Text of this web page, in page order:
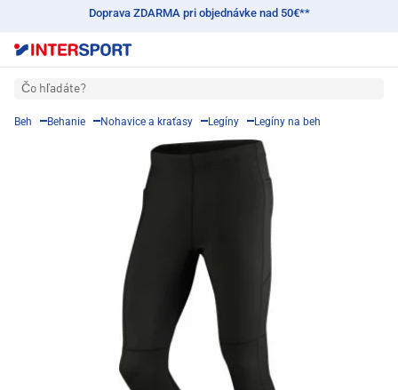
Doprava ZDARMA pri objednávke nad 50€**
Čo hľadáte?
Beh Behanie Nohavice a kraťasy Legíny Legíny na beh